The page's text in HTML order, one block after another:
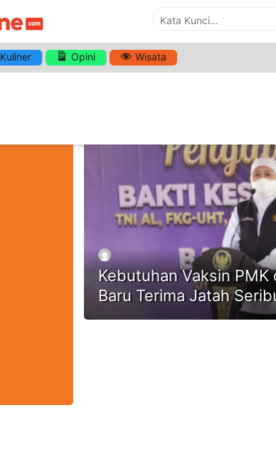
Kuliner Opini Wisata
HASHTAG:VAKSINASI PMK
Kebutuhan Vaksin
Baru Terima Jatah